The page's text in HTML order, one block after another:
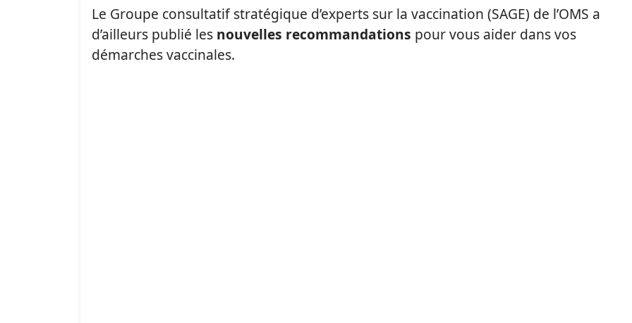
Le Groupe consultatif stratégique d’experts sur la vaccination (SAGE) de l’OMS a
d’ailleurs publié les nouvelles recommandations pour vous aider dans vos
démarches vaccinales.